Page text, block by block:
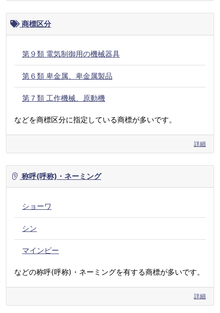
商標区分
第９類 電気制御用の機械器具
第６類 卑金属、卑金属製品
第７類 工作機械、原動機
などを商標区分に指定している商標が多いです。
詳細
称呼(呼称)・ネーミング
ショーワ
シン
マインビー
などの称呼(呼称)・ネーミングを有する商標が多いです。
詳細